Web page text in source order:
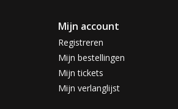
Mijn account
Registreren
Mijn bestellingen
Mijn tickets
Mijn verlanglijst